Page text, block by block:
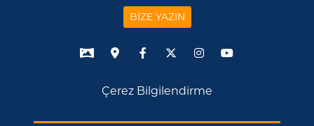
BİZE YAZIN
Çerez Bilgilendirme